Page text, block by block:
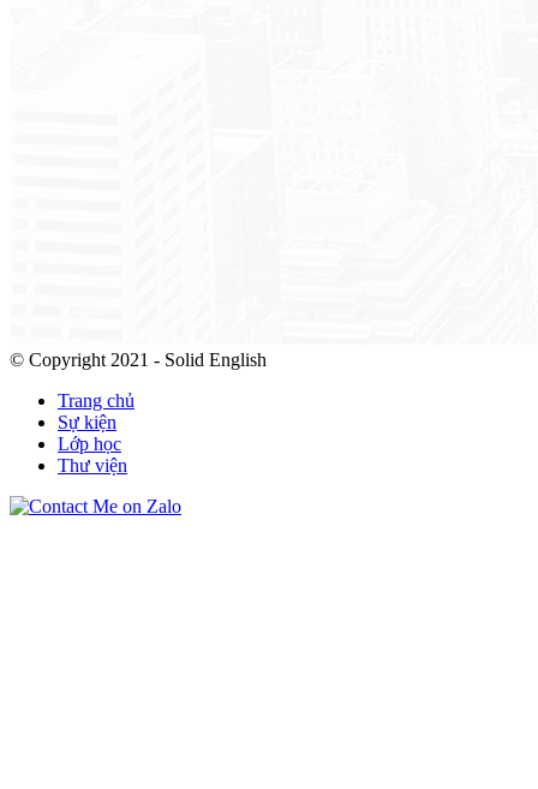
© Copyright 2021 - Solid English
Trang chủ
Sự kiện
Lớp học
Thư viện